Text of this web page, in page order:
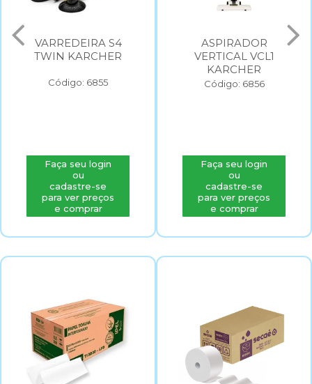
VARREDEIRA S4
TWIN KARCHER
Código: 6855
Faça seu login
ou
cadastre-se
para ver preços
e comprar
ASPIRADOR
VERTICAL VCL1
KARCHER
Código: 6856
Faça seu login
ou
cadastre-se
para ver preços
e comprar